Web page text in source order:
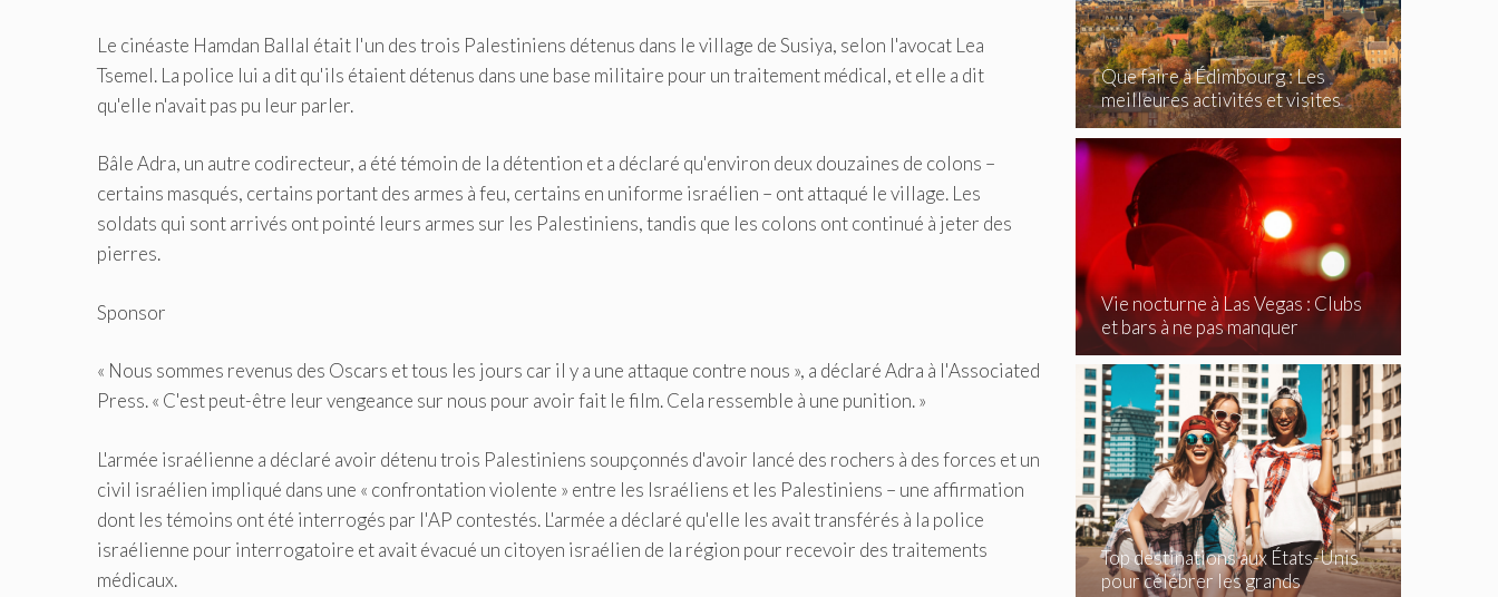
Le cinéaste Hamdan Ballal était l'un des trois Palestiniens détenus dans le village de Susiya, selon l'avocat Lea
Tsemel. La police lui a dit qu'ils étaient détenus dans une base militaire pour un traitement médical, et elle a dit
qu'elle n'avait pas pu leur parler.
Bâle Adra, un autre codirecteur, a été témoin de la détention et a déclaré qu'environ deux douzaines de colons –
certains masqués, certains portant des armes à feu, certains en uniforme israélien – ont attaqué le village. Les
soldats qui sont arrivés ont pointé leurs armes sur les Palestiniens, tandis que les colons ont continué à jeter des
pierres.
Sponsor
« Nous sommes revenus des Oscars et tous les jours car il y a une attaque contre nous », a déclaré Adra à l'Associated
Press. « C'est peut-être leur vengeance sur nous pour avoir fait le film. Cela ressemble à une punition. »
L'armée israélienne a déclaré avoir détenu trois Palestiniens soupçonnés d'avoir lancé des rochers à des forces et un
civil israélien impliqué dans une « confrontation violente » entre les Israéliens et les Palestiniens – une affirmation
dont les témoins ont été interrogés par l'AP contestés. L'armée a déclaré qu'elle les avait transférés à la police
israélienne pour interrogatoire et avait évacué un citoyen israélien de la région pour recevoir des traitements
médicaux.
Que faire à Édimbourg : Les
meilleures activités et visites
incontournables
Vie nocturne à Las Vegas : Clubs
et bars à ne pas manquer
Top destinations aux États-Unis
pour célébrer les grands